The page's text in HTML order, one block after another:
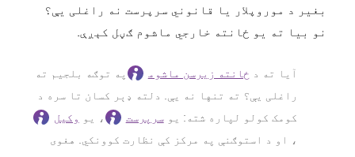
بغیر د موروپلار یا قانوني سرپرست نه راغلی یې؟
نو بیا ته یو ځانته خارجي ماشوم ګڼل کېږې.
آیا ته د ځانته زیرسن ماشوم
په توګه بلجیم ته
راغلی یې؟ ته تنها نه یې. دلته ډېر کسان تا سره د
کومک کولو لپاره شته: یوسرپرست ، یو وکیل
، او د استوګنې په مرکز کې نظارت کوونکي. هغوی